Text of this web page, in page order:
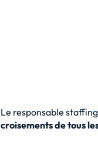
Le responsable
croisements de tous